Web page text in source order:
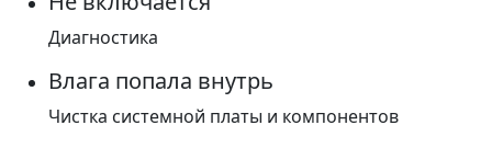
Диагностика
Влага попала внутрь
Чистка системной платы и компонентов